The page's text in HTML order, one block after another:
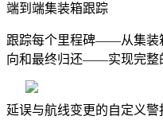
端到端集装箱跟踪
跟踪每个里程碑——从集装
向和最终归还——实现完整
延误与航线变更的自定义警